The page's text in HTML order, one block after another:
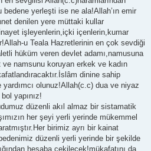
bedene yerleşti ise ne ala!Allah’ın emir
denilen yere müttaki kullar
işleyenlerin,içki içenlerin,kumar
u Teala Hazretlerinin en çok sevdiği
hüküm veren devlet adamı,namusuna
namsunu koruyan erkek ve kadın
dinine sahip
yardımcı olunuz!Allah(c.c) dua ve niyaz
yapınız!
düzenli akıl almaz bir sistamatik
her şeyi yerli yerinde mükemmel
birimiz ayrı bir kainat
düzenli yerli yerinde bir şekilde
hesaba çekilecek!mükafatını da